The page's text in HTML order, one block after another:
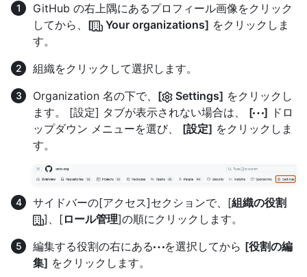
GitHub の右上隅にあるプロフィール画像をクリック
してから、 [ Your organizations] をクリックしま
す。
組織をクリックして選択します。
Organization 名の下で、 [ Settings] をクリックし
ます。 [設定] タブが表示されない場合は、 [ ] ドロ
ップダウン メニューを選び、 [設定] をクリックしま
す。
サイドバーの[アクセス]セクションで、[組織の役割
]、[ロール管理]の順にクリックします。
編集する役割の右にある
を選択してから [役割の編
集] をクリックします。